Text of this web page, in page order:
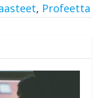
, Profeetta